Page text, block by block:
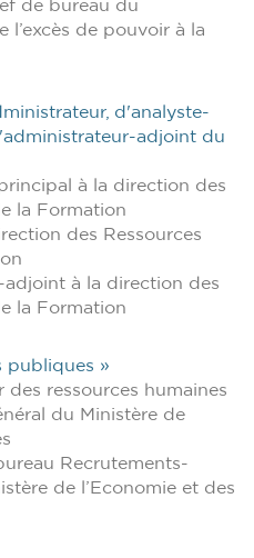
de bureau du
l’excès de pouvoir à la
d'analyste-
adjoint du
à la direction des
la Formation
des Ressources
adjoint à la direction des
la Formation
publiques »
des ressources humaines
du Ministère de
Recrutements-
de l’Economie et des